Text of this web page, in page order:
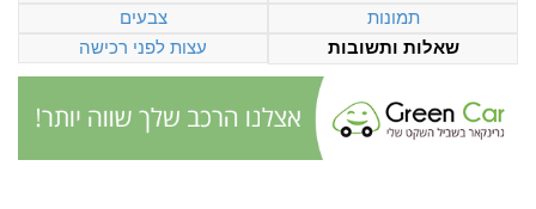
תמונות
צבעים
שאלות ותשובות
עצות לפני רכישה